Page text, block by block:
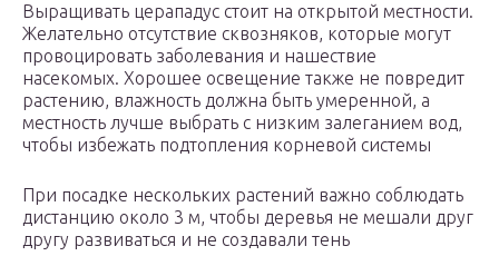
Выращивать церападус стоит на открытой местности.
Желательно отсутствие сквозняков, которые могут
провоцировать заболевания и нашествие
насекомых. Хорошее освещение также не повредит
растению, влажность должна быть умеренной, а
местность лучше выбрать с низким залеганием вод,
чтобы избежать подтопления корневой системы
При посадке нескольких растений важно соблюдать
дистанцию около 3 м, чтобы деревья не мешали друг
другу развиваться и не создавали тень